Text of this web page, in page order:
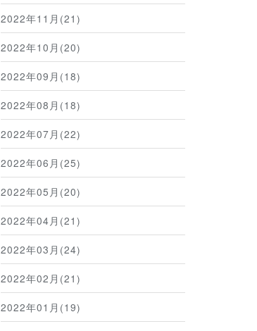
2022年11月(21)
2022年10月(20)
2022年09月(18)
2022年08月(18)
2022年07月(22)
2022年06月(25)
2022年05月(20)
2022年04月(21)
2022年03月(24)
2022年02月(21)
2022年01月(19)